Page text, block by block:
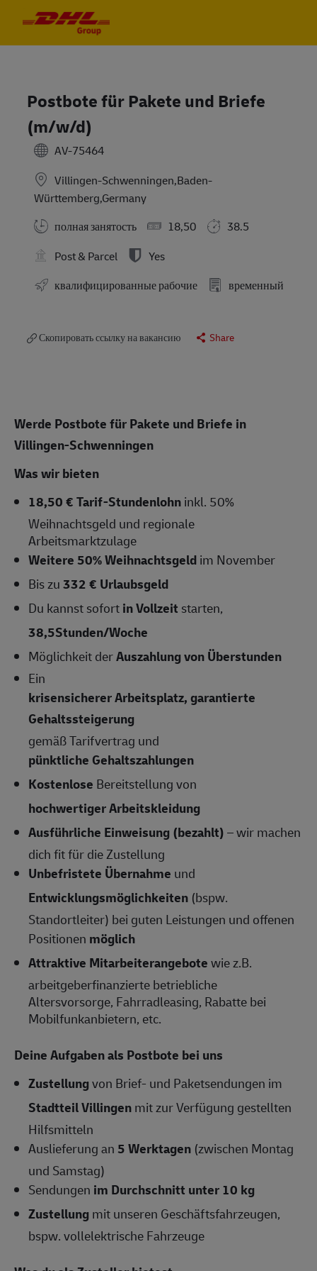
Postbote für Pakete und Briefe
(m/w/d)
AV-75464
Villingen-Schwenningen,Baden-
Württemberg,Germany
полная занятость
18,50
38.5
Post & Parcel
Yes
квалифицированные рабочие
временный
Скопировать ссылку на вакансию Share
Werde Postbote für Pakete und Briefe in
Villingen-Schwenningen
Was wir bieten
18,50 € Tarif-Stundenlohninkl. 50%
Weihnachtsgeld und regionale
Arbeitsmarktzulage
Weitere 50% Weihnachtsgeldim November
Bis zu332 € Urlaubsgeld
Du kannst sofortin Vollzeit starten,
38,5Stunden/Woche
Möglichkeit derAuszahlung von Überstunden
Ein
krisensicherer Arbeitsplatz, garantierte
Gehaltssteigerung
gemäß Tarifvertrag und
pünktliche Gehaltszahlungen
Kostenlose Bereitstellung von
hochwertiger Arbeitskleidung
Ausführliche Einweisung (bezahlt)– wir machen
dich fit für die Zustellung
Unbefristete Übernahme und
Entwicklungsmöglichkeiten (bspw.
Standortleiter) bei guten Leistungen und offenen
Positionen möglich
Attraktive Mitarbeiterangebotewie z.B.
arbeitgeberfinanzierte betriebliche
Altersvorsorge, Fahrradleasing, Rabatte bei
Mobilfunkanbietern, etc.
Deine Aufgaben als Postbote bei uns
Zustellungvon Brief- und Paketsendungen im
Stadtteil Villingenmit zur Verfügung gestellten
Hilfsmitteln
Auslieferung an5 Werktagen (zwischen Montag
und Samstag)
Sendungen im Durchschnitt unter 10 kg
Zustellungmit unseren Geschäftsfahrzeugen,
bspw. vollelektrische Fahrzeuge